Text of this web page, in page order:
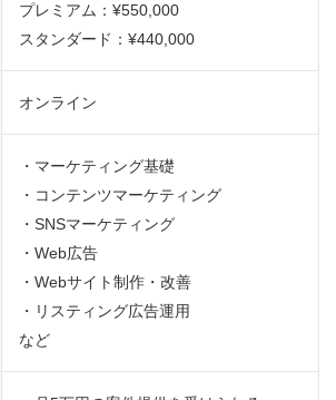
プレミアム：¥550,000
スタンダード：¥440,000
オンライン
・マーケティング基礎
・コンテンツマーケティング
・SNSマーケティング
・Web広告
・Webサイト制作・改善
・リスティング広告運用
など